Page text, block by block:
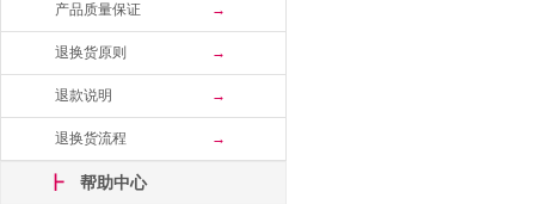
产品质量保证 →
退换货原则 →
退款说明 →
退换货流程 →
┣帮助中心